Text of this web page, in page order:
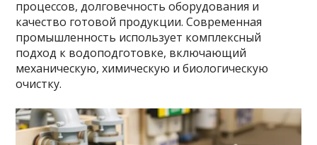
процессов, долговечность оборудования и
качество готовой продукции. Современная
промышленность использует комплексный
подход к водоподготовке, включающий
механическую, химическую и биологическую
очистку.